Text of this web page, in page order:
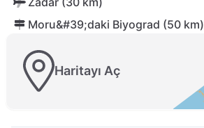
Moru&#39;daki Biyograd (50 km)
Haritayı Aç